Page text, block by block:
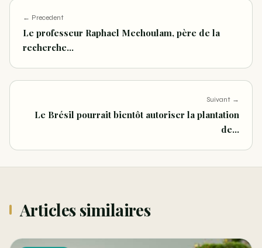
← Precedent
Le professeur Raphael Mechoulam, père de la
recherche…
Suivant →
Le Brésil pourrait bientôt autoriser la plantation
de…
Articles similaires